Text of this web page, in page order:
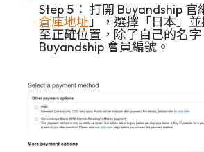
Step 5： 打開 Buyandship 官
倉庫地址」，選擇「日本」
至正確位置，除了自己的名
Buyandship 會員編號。